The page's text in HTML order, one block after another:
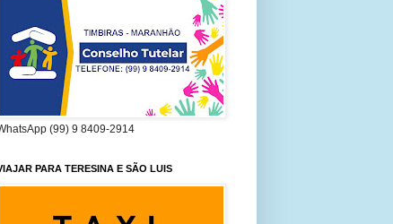
(99) 9 8409-2914
PARA TERESINA E SÃO LUIS